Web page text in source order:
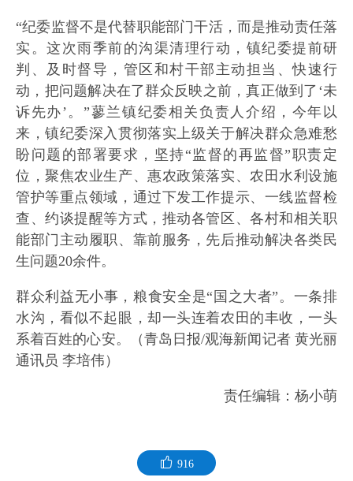
“纪委监督不是代替职能部门干活，而是推动责任落
实。这次雨季前的沟渠清理行动，镇纪委提前研
判、及时督导，管区和村干部主动担当、快速行
动，把问题解决在了群众反映之前，真正做到了‘未
诉先办’。”蓼兰镇纪委相关负责人介绍，今年以
来，镇纪委深入贯彻落实上级关于解决群众急难愁
盼问题的部署要求，坚持“监督的再监督”职责定
位，聚焦农业生产、惠农政策落实、农田水利设施
管护等重点领域，通过下发工作提示、一线监督检
查、约谈提醒等方式，推动各管区、各村和相关职
能部门主动履职、靠前服务，先后推动解决各类民
生问题20余件。
群众利益无小事，粮食安全是“国之大者”。一条排
水沟，看似不起眼，却一头连着农田的丰收，一头
系着百姓的心安。（青岛日报/观海新闻记者 黄光丽
通讯员 李培伟）
责任编辑：杨小萌
916